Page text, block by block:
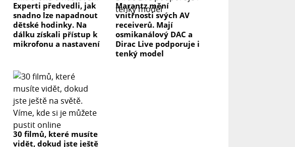
Experti předvedli, jak
snadno lze napadnout
dětské hodinky. Na
dálku získali přístup k
mikrofonu a nastavení
Marantz mění
vnitřnosti svých AV
receiverů. Mají
osmikanálový DAC a
Dirac Live podporuje i
tenký model
30 filmů, které musíte
vidět, dokud jste ještě